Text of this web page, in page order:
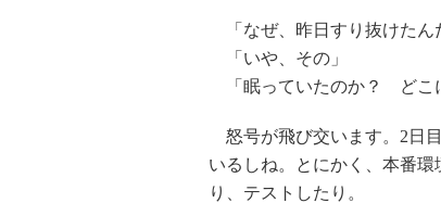
「なぜ、昨日すり抜けたん
「いや、その」
「眠っていたのか？ どこ
怒号が飛び交います。2日
いるしね。とにかく、本番
り、テストしたり。